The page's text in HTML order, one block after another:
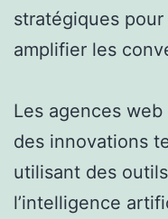
stratégiques
amplifier les
Les agences
des innovations
utilisant des
l’intelligence